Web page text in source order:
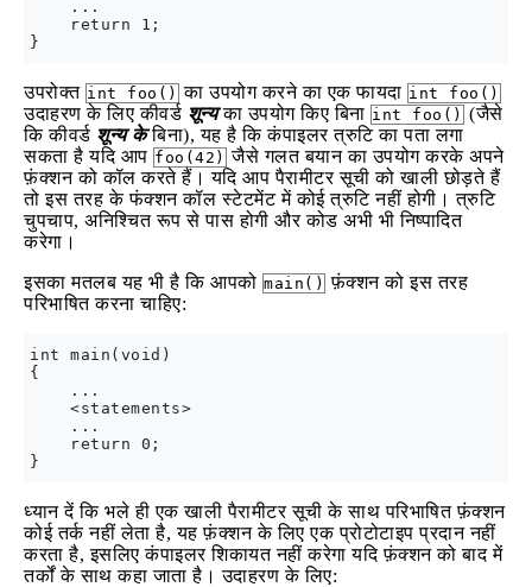
    ...
    return 1;
उपरोक्त int foo() का उपयोग करने का एक फायदा int foo()
उदाहरण के लिए कीवर्ड शून्यका उपयोग किए बिना int foo() (जैसे
कि कीवर्ड शून्य केबिना), यह है कि कंपाइलर त्रुटि का पता लगा
सकता है यदि आप foo(42) जैसे गलत बयान का उपयोग करके अपने
फ़ंक्शन को कॉल करते हैं। यदि आप पैरामीटर सूची को खाली छोड़ते हैं
तो इस तरह के फंक्शन कॉल स्टेटमेंट में कोई त्रुटि नहीं होगी। त्रुटि
चुपचाप, अनिश्चित रूप से पास होगी और कोड अभी भी निष्पादित
करेगा।
इसका मतलब यह भी है कि आपको main() फ़ंक्शन को इस तरह
परिभाषित करना चाहिए:
int main(void)
{
    ...
    <statements>
    ...
    return 0;
ध्यान दें कि भले ही एक खाली पैरामीटर सूची के साथ परिभाषित फ़ंक्शन
कोई तर्क नहीं लेता है, यह फ़ंक्शन के लिए एक प्रोटोटाइप प्रदान नहीं
करता है, इसलिए कंपाइलर शिकायत नहीं करेगा यदि फ़ंक्शन को बाद में
तर्कों के साथ कहा जाता है। उदाहरण के लिए: